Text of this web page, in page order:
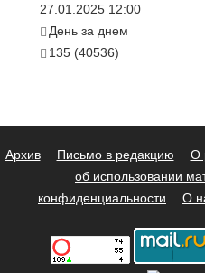
27.01.2025 12:00
День за днем
135 (40536)
Архив Письмо в редакцию О
об использовании
конфиденциальности
О